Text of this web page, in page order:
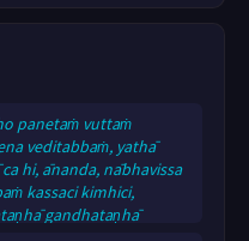
panetaṁ vuttaṁ
veditabbaṁ, yathā
hi, ānanda, nābhavissa
kassaci kimhici,
gandhataṇhā